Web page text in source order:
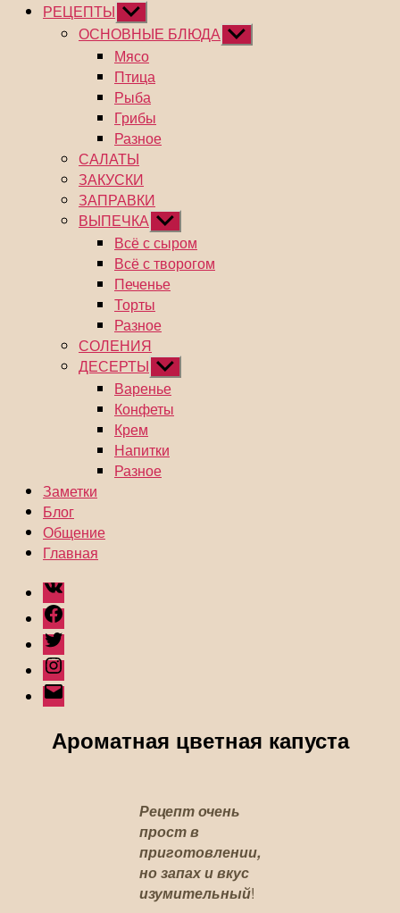
РЕЦЕПТЫ Показывать
подменю
ОСНОВНЫЕ БЛЮДА Показывать
подменю
Мясо
Птица
Рыба
Грибы
Разное
САЛАТЫ
ЗАКУСКИ
ЗАПРАВКИ
ВЫПЕЧКА Показывать
подменю
Всё с сыром
Всё с творогом
Печенье
Торты
Разное
СОЛЕНИЯ
ДЕСЕРТЫ Показывать
подменю
Варенье
Конфеты
Крем
Напитки
Разное
Заметки
Блог
Общение
Главная
ВКонтакте
Facebook
Twitter
Instagram
Email
Ароматная цветная капуста
Рецепт очень
прост в
приготовлении,
но запах и вкус
изумительный!